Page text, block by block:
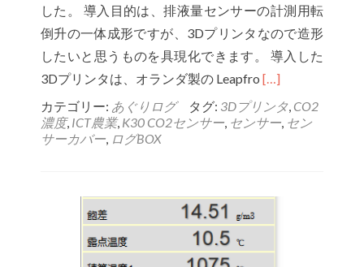
の
精
度：
CO2
した。 導入目的は、排液量センサーの計測用転
倒升の一体成形ですが、3Dプリンタなので造形
したいと思うものを具現化できます。 導入した
3Dプリンタは、オランダ製の Leapfro Read
more
about
[…]
カテゴリー: あぐりログ タグ: 3Dプリンタ CO2
濃度, ICT農業, K30 CO2センサー センサー セン
サーカバー ログBOX